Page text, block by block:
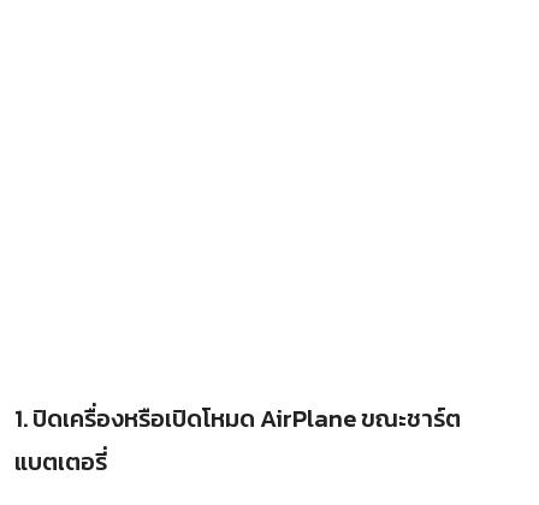
1. ปิดเครื่องหรือเปิดโหมด AirPlane ขณะชาร์ต
แบตเตอรี่